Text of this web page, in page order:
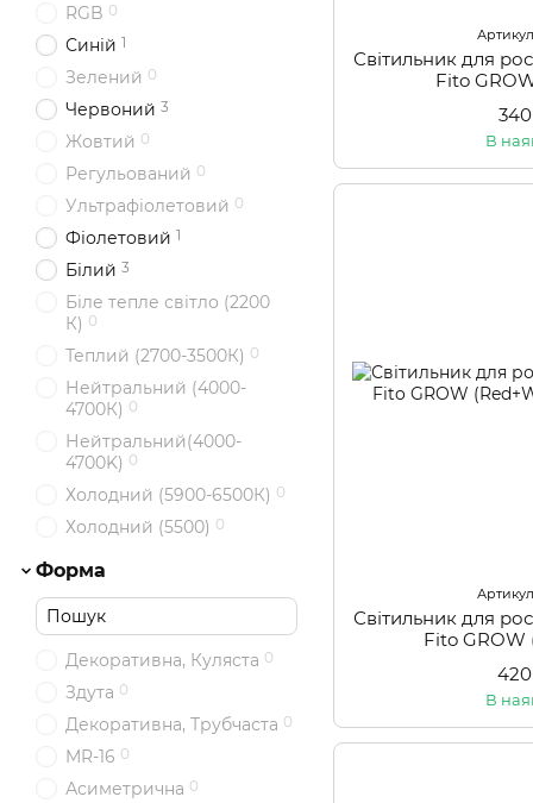
Світильник для
Fito
В
Світильник для
Fito GROW
В
RGB 0
Синій 1
Зелений 0
Червоний 3
Жовтий 0
Регульований 0
Ультрафіолетовий 0
Фіолетовий 1
Білий 3
Біле тепле світло (2200
К) 0
Теплий (2700-3500К) 0
Нейтральний (4000-
4700К) 0
Нейтральний(4000-
4700K) 0
Холодний (5900-6500К) 0
Холодний (5500) 0
Форма
Декоративна, Куляста 0
Здута 0
Декоративна, Трубчаста 0
MR-16 0
Асиметрична 0